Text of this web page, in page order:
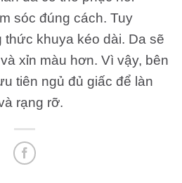
sóc đúng cách. Tuy
thức khuya kéo dài. Da sẽ
xỉn màu hơn. Vì vậy, bên
tiên ngủ đủ giấc để làn
rạng rỡ.